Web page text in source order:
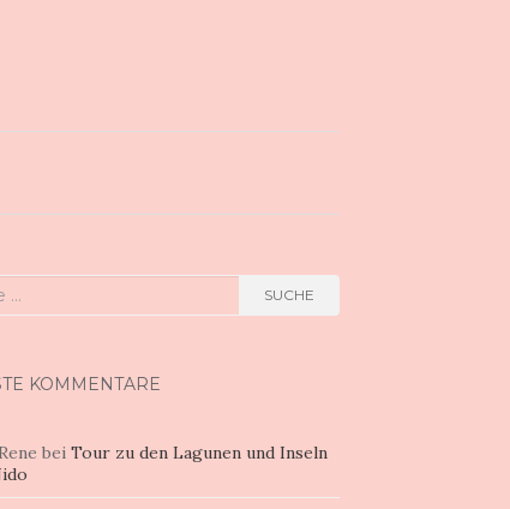
SUCHE
KOMMENTARE
bei Tour zu den Lagunen und Inseln